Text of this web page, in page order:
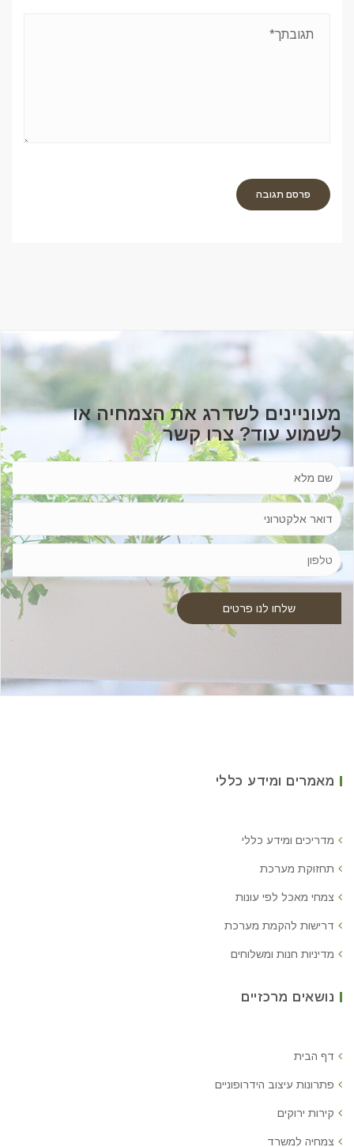
מעוניינים לשדרג את הצמחיה או
לשמוע עוד? צרו קשר
מאמרים ומידע כללי
מדריכים ומידע כללי
תחזוקת מערכת
צמחי מאכל לפי עונות
דרישות להקמת מערכת
מדיניות חנות ומשלוחים
נושאים מרכזיים
דף הבית
פתרונות עיצוב הידרופוניים
קירות ירוקים
צמחיה למשרד